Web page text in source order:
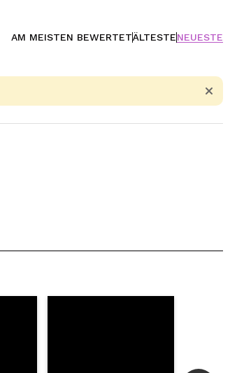
AM MEISTEN BEWERTETÄLTESTENEUESTE